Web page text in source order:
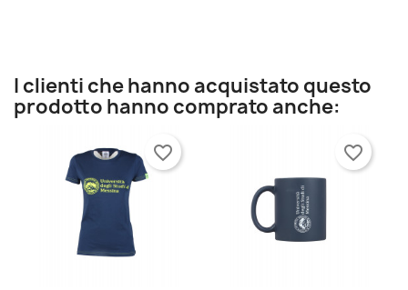
×
add_circle_outline Crea nuova lista
Annulla Crea lista dei desideri
prodotti nella tua lista dei desideri.
Accedi
I clienti che hanno acquistato questo
prodotto hanno comprato anche:
favorite_border favorite_border